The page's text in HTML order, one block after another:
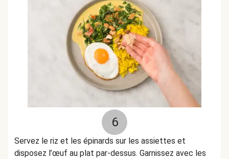
6
Servez le riz et les épinards sur les assiettes et
disposez l’œuf au plat par-dessus. Garnissez avec les